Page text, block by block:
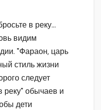
в реку…
видим
"Фараон, царь
стиль жизни
следует
реку" обычаев и
дети